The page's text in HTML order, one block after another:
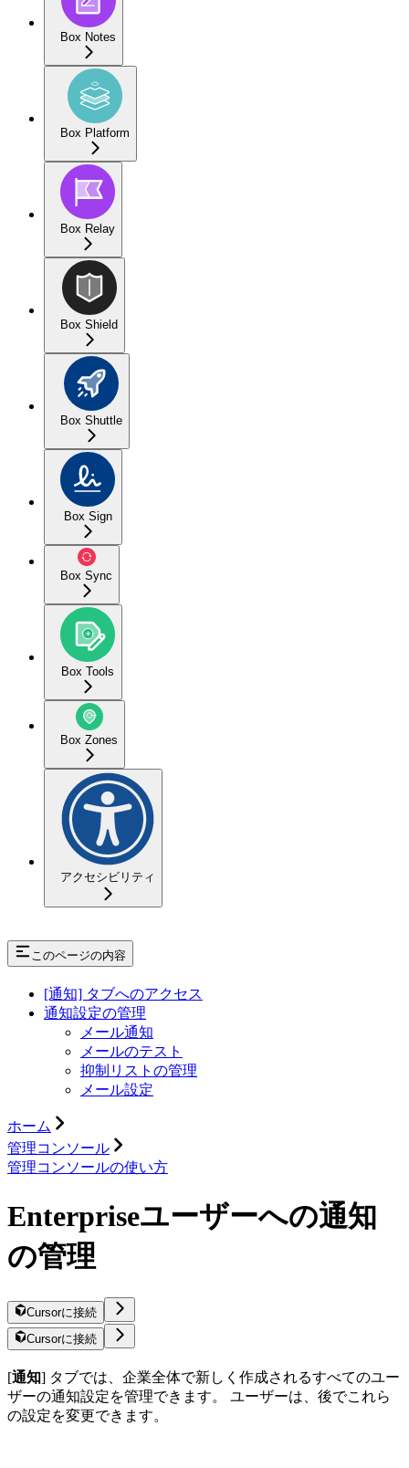
Box Notes
Box Platform
Box Relay
Box Shield
Box Shuttle
Box Sign
Box Sync
Box Tools
Box Zones
アクセシビリティ
このページの内容
[通知] タブへのアクセス
通知設定の管理
メール通知
メールのテスト
抑制リストの管理
メール設定
ホーム
管理コンソール
管理コンソールの使い方
Enterpriseユーザーへの通知
の管理
Cursorに接続
Cursorに接続
[通知] タブでは、企業全体で新しく作成されるすべてのユー
ザーの通知設定を管理できます。 ユーザーは、後でこれら
の設定を変更できます。